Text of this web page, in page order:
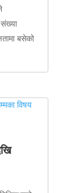
बसेको